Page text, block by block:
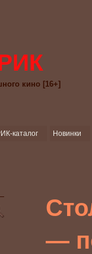
кино [16+]
каталог Новинки
—